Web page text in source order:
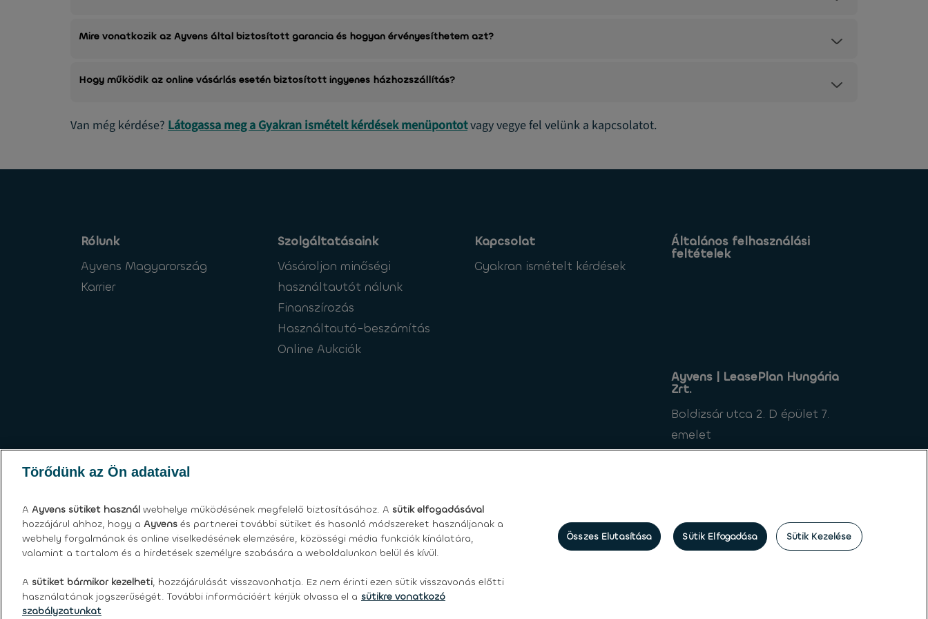
Mire vonatkozik az Ayvens által biztosított garancia és hogyan érvényesíthetem azt?
Hogy működik az online vásárlás esetén biztosított ingyenes házhozszállítás?
Van még kérdése? Látogassa meg a Gyakran ismételt kérdések menüpontotvagy vegye fel velünk a kapcsolatot.
Rólunk
Ayvens Magyarország
Karrier
Szolgáltatásaink
Vásároljon minőségi
használtautót nálunk
Finanszírozás
Használtautó-beszámítás
Online Aukciók
Kapcsolat
Gyakran ismételt kérdések
Általános felhasználási
feltételek
Ayvens | LeasePlan Hungária
Zrt.
Boldizsár utca 2. D épület 7.
emelet
1112 Budapest
©2026 Ayvens.
Törődünk az Ön adataival
A Ayvens sütiket használ webhelye működésének megfelelő biztosításához. A sütik elfogadásával
hozzájárul ahhoz, hogy a Ayvens és partnerei további sütiket és hasonló módszereket használjanak a
webhely forgalmának és online viselkedésének elemzésére, közösségi média funkciók kínálatára,
valamint a tartalom és a hirdetések személyre szabására a weboldalunkon belül és kívül.
A sütiket bármikor kezelheti, hozzájárulását visszavonhatja. Ez nem érinti ezen sütik visszavonás előtti
használatának jogszerűségét. További információért kérjük olvassa el a sütikre vonatkozó
szabályzatunkat
Sütik Kezelése
Összes Elutasítása Sütik Elfogadása